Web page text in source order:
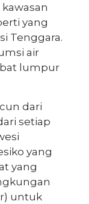
yang
Tenggara.
air
lumpur
dari
setiap
yang
yang
untuk